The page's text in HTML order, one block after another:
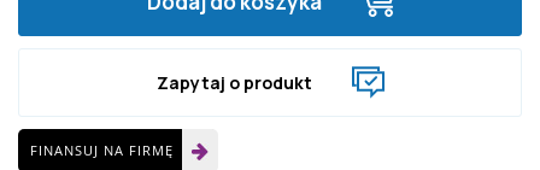
Zapytaj o produkt
FINANSUJ NA FIRMĘ